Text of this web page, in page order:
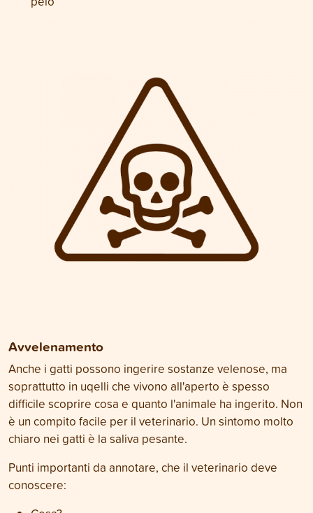
Avvelenamento
Anche i gatti possono ingerire sostanze velenose, ma
soprattutto in uqelli che vivono all'aperto è spesso
difficile scoprire cosa e quanto l'animale ha ingerito. Non
è un compito facile per il veterinario. Un sintomo molto
chiaro nei gatti è la saliva pesante.
Punti importanti da annotare, che il veterinario deve
conoscere: